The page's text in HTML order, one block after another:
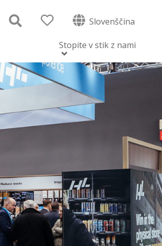
Slovenščina
Stopite v stik z nami